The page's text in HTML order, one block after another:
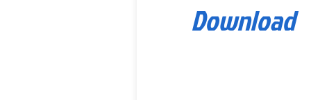
Download